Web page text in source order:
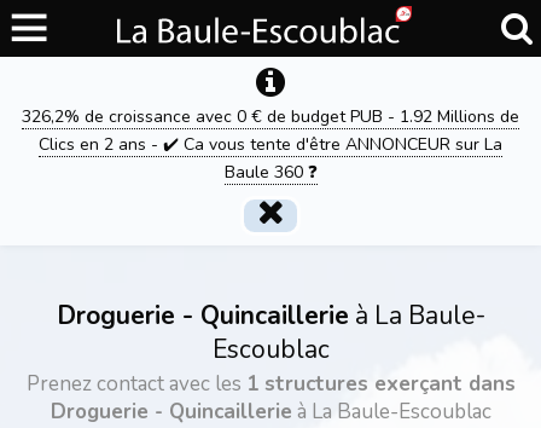
326,2% de croissance avec 0 € de budget PUB - 1.92 Millions de
Clics en 2 ans - ✔️ Ca vous tente d'être ANNONCEUR sur La
Baule 360 ❓
Droguerie - Quincaillerie à La Baule-
Escoublac
Prenez contact avec les 1 structures exerçant dans
Droguerie - Quincaillerie à La Baule-Escoublac